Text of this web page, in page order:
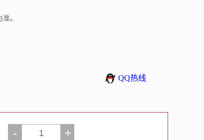
。
QQ热线
- +